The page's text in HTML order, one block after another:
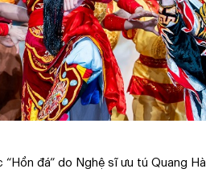
đá” do Nghệ sĩ ưu tú Quang